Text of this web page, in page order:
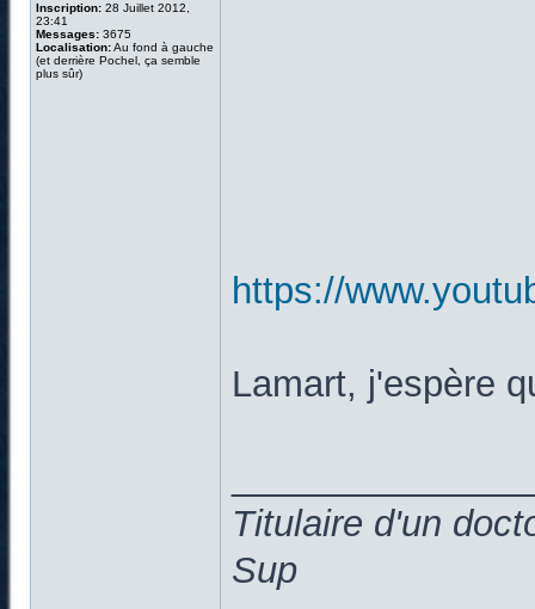
Inscription: 28 Juillet 2012,
23:41
Messages: 3675
Localisation:Au fond à gauche
(et derrière Pochel, ça semble
plus sûr)
https://
Lamart, j'espère
Titulaire d'un
Sup